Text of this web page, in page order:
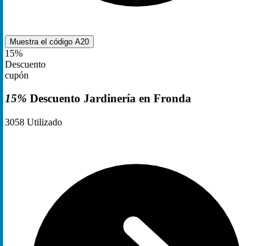
Muestra el código A20
15%
Descuento
cupón
15% Descuento Jardinería en Fronda
3058 Utilizado